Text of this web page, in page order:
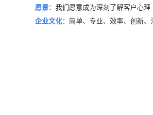
愿景： 我们 愿意成为深刻了解客户心理
企业文化： 简单、 专业、效率、创新、